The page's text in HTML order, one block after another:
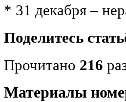
* 31 декабря –
Поделитесь
Прочитано 216
Материалы